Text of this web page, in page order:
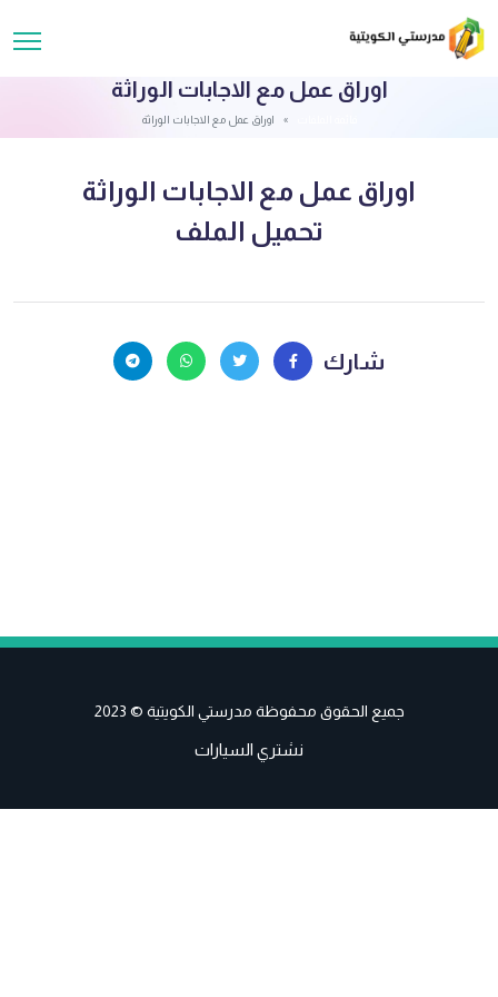
اوراق عمل مع الاجابات الوراثة
اوراق عمل مع الاجابات الوراثة
اوراق عمل مع الاجابات الوراثة
تحميل الملف
شارك
جميع الحقوق محفوظة مدرستي الكويتية © 2023
نشتري السيارات